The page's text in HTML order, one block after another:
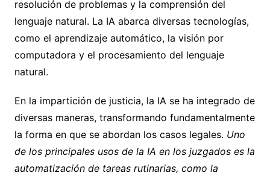
resolución de problemas y la comprensión del
lenguaje natural. La IA abarca diversas tecnologías,
como el aprendizaje automático, la visión por
computadora y el procesamiento del lenguaje
natural.
En la impartición de justicia, la IA se ha integrado de
diversas maneras, transformando fundamentalmente
la forma en que se abordan los casos legales. Uno
de los principales usos de la IA en los juzgados es la
automatización de tareas rutinarias, como la